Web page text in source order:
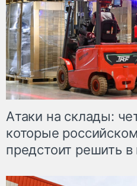
Атаки на склады:
которые
предстоит решить